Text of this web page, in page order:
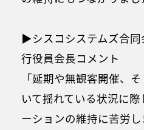
▶シスコシステムズ合
行役員会長コメント
「延期や無観客開催、
いて揺れている状況に
ーションの維持に苦労し